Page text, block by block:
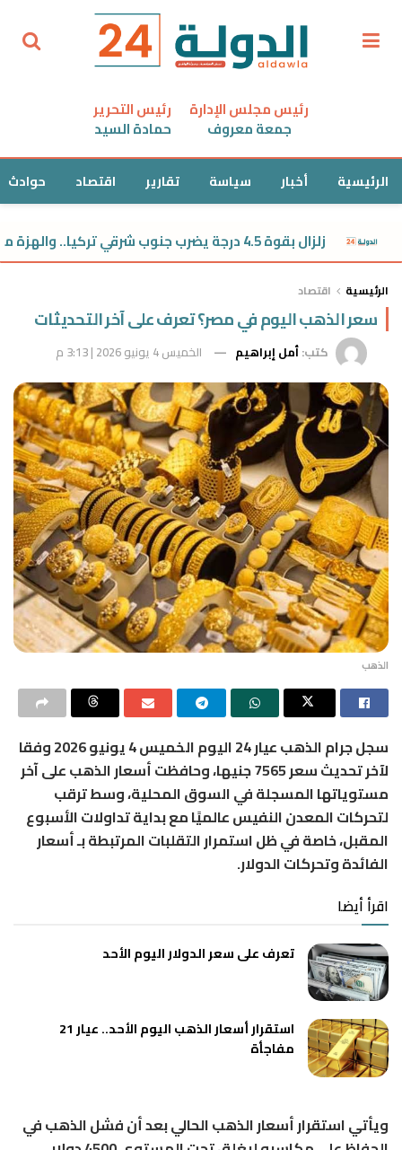
رئيس مجلس الإدارة
جمعة معروف
رئيس التحرير
حمادة السيد
الرئيسية أخبار سياسة تقارير اقتصاد حوادث
زلزال بقوة 4.5 درجة يضرب جنوب شرقي تركيا.. والهزة محسوسة في سوريا
الرئيسية اقتصاد
سعر الذهب اليوم في مصر؟ تعرف على آخر التحديثات
كتب:أمل إبراهيم الخميس 4 يونيو 2026 | 3:13 م
الذهب
سجل جرام الذهب عيار 24 اليوم الخميس 4 يونيو 2026 وفقا
لآخر تحديث سعر 7565 جنيها، وحافظت أسعار الذهب على آخر
مستوياتها المسجلة في السوق المحلية، وسط ترقب
لتحركات المعدن النفيس عالميًا مع بداية تداولات الأسبوع
المقبل، خاصة في ظل استمرار التقلبات المرتبطة بـ أسعار
الفائدة وتحركات الدولار.
اقرأ أيضا
تعرف على سعر الدولار اليوم الأحد
استقرار أسعار الذهب اليوم الأحد.. عيار 21
مفاجأة
ويأتي استقرار أسعار الذهب الحالي بعد أن فشل الذهب في